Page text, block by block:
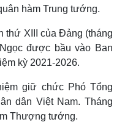
hàm Trung tướng.
thứ XIII của Đảng (tháng
được bầu vào Ban
kỳ 2021-2026.
giữ chức Phó Tổng
dân Việt Nam. Tháng
Thượng tướng.